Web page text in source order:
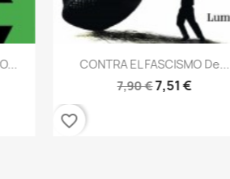
Vista rápida
CONTRA EL FASCISMO De...
7,90 €7,51 €
favorite_border